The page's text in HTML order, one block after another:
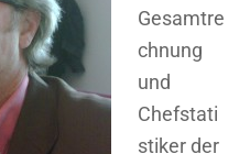
Gesamtre
chnung
und
Chefstati
stiker der